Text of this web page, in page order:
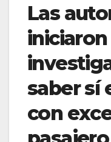
Las
iniciaron
saber sí
con